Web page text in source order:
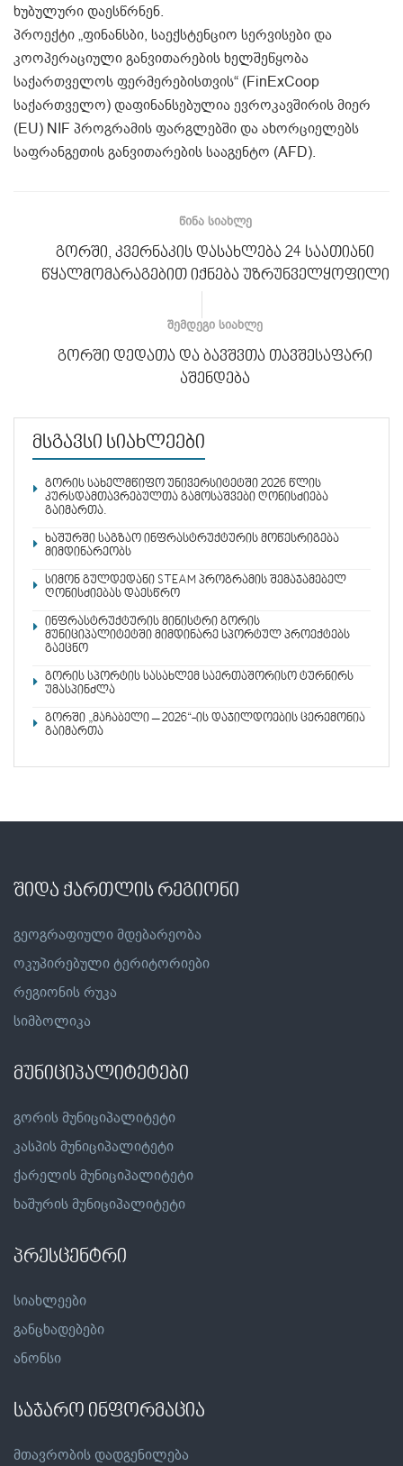
ხუბულური დაესწრნენ.
პროექტი „ფინანსბი, საექსტენციო სერვისები და
კოოპერაციული განვითარების ხელშეწყობა
საქართველოს ფერმერებისთვის“ (FinExCoop
საქართველო) დაფინანსებულია ევროკავშირის მიერ
(EU) NIF პროგრამის ფარგლებში და ახორციელებს
საფრანგეთის განვითარების სააგენტო (AFD).
ᲬᲘᲜᲐ ᲡᲘᲐᲮᲚᲔ
გორში, კვერნაკის დასახლება 24 საათიანი
წყალმომარაგებით იქნება უზრუნველყოფილი
ᲨᲔᲛᲓᲔᲒᲘ ᲡᲘᲐᲮᲚᲔ
გორში დედათა და ბავშვთა თავშესაფარი
აშენდება
მსგავსი სიახლეები
გორის სახელმწიფო უნივერსიტეტში 2026 წლის
კურსდამთავრებულთა გამოსაშვები ღონისძიება
გაიმართა.
ხაშურში საგზაო ინფრასტრუქტურის მოწესრიგება
მიმდინარეობს
სიმონ გულდედანი STEAM პროგრამის შემაჯამებელ
ღონისძიებას დაესწრო
ინფრასტრუქტურის მინისტრი გორის
მუნიციპალიტეტში მიმდინარე სპორტულ პროექტებს
გაეცნო
გორის სპორტის სასახლემ საერთაშორისო ტურნირს
უმასპინძლა
გორში „მაჩაბელი – 2026“-ის დაჯილდოების ცერემონია
გაიმართა
შიდა ქართლის რეგიონი
გეოგრაფიული მდებარეობა
ოკუპირებული ტერიტორიები
რეგიონის რუკა
სიმბოლიკა
მუნიციპალიტეტები
გორის მუნიციპალიტეტი
კასპის მუნიციპალიტეტი
ქარელის მუნიციპალიტეტი
ხაშურის მუნიციპალიტეტი
პრესცენტრი
სიახლეები
განცხადებები
ანონსი
საჯარო ინფორმაცია
მთავრობის დადგენილება